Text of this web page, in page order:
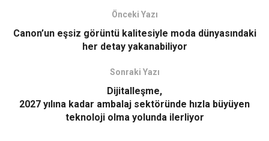
Önceki Yazı
Canon’un eşsiz görüntü kalitesiyle moda dünyasındaki
her detay yakanabiliyor
Sonraki Yazı
Dijitalleşme,
2027 yılına kadar ambalaj sektöründe hızla büyüyen
teknoloji olma yolunda ilerliyor